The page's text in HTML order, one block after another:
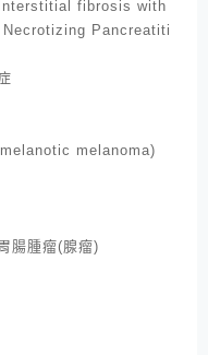
fibrosis with
Pancreatitis)
melanoma)
腸腫瘤(腺瘤)